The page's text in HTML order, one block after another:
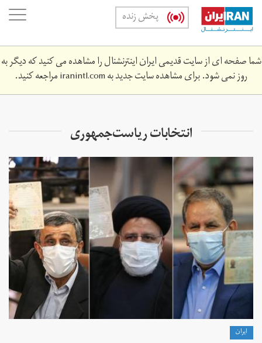
Skip
main
content
پخش زنده
شما صفحه ای از سایت قدیمی ایران اینترنشنال را مشاهده می کنید که دیگر به
روز نمی شود. برای مشاهده سایت جدید بهiranintl.comمراجعه کنید.
انتخابات ریاست‌جمهوری
ايران